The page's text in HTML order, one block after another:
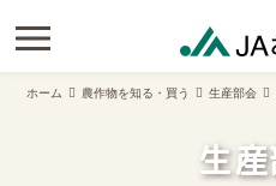
ホーム 農作物を知る・買う 生産部会
生